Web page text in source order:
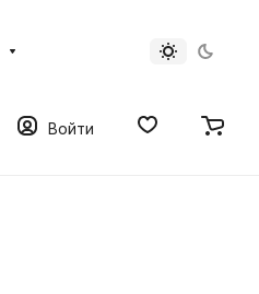
Войти